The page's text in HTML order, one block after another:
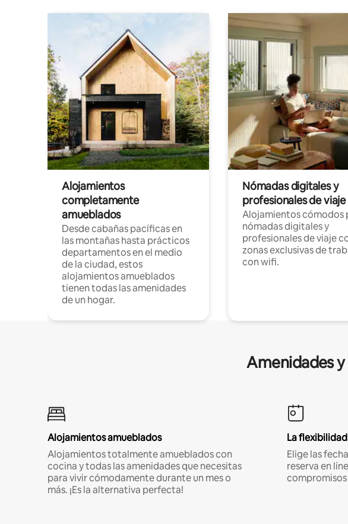
Alojamientos
completamente
amueblados
Desde cabañas pacíficas en
las montañas hasta prácticos
departamentos en el medio
de la ciudad, estos
alojamientos amueblados
tienen todas las amenidades
de un hogar.
Nómadas digitales y
profesionales de viaje
Alojamientos cómodos
nómadas digitales y
profesionales de viaje
zonas exclusivas de
con wifi.
Amenidades
Alojamientos amueblados
Alojamientos totalmente amueblados con
cocina y todas las amenidades que necesitas
para vivir cómodamente durante un mes o
más. ¡Es la alternativa perfecta!
La
Elige las
reserva en